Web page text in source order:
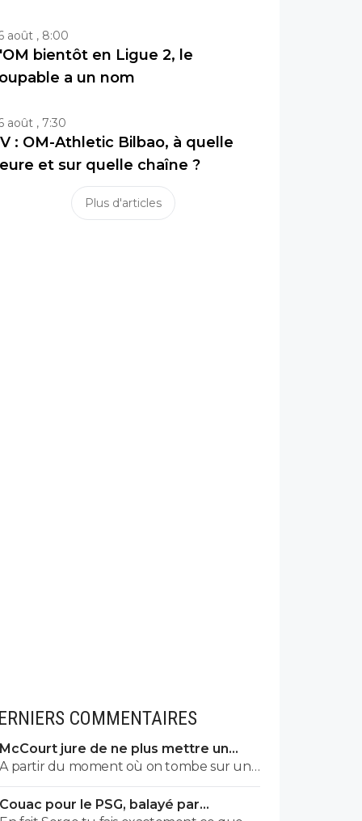
août , 8:00
bientôt en Ligue 2, le
a un nom
août , 7:30
: OM-Athletic Bilbao, à quelle
et sur quelle chaîne ?
Plus d'articles
COMMENTAIRES
McCourt jure de ne plus mettre un
euro à l’OM
A partir du moment où on tombe sur un
commentaire de Raymonde on sait qu'on
tombe sur un commentaire de teubé 😂
Couac pour le PSG, balayé par